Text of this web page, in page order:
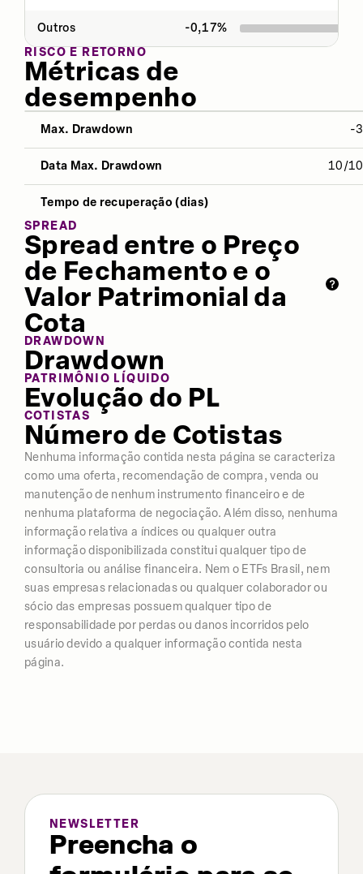
Outros -0,17%
RISCO E RETORNO
Métricas de
desempenho
ÚLTIMOS
Desvio Padrão 13,11%
Índice Sharpe -0,47
Retorno 4,89% 15,35%
Max. Drawdown -
Data Max. Drawdown 10/
Tempo de recuperação (dias)
SPREAD
Spread entre o Preço
de Fechamento e o
Valor Patrimonial da
Cota
DRAWDOWN
Drawdown
PATRIMÔNIO LÍQUIDO
Evolução do PL
COTISTAS
Número de Cotistas
Nenhuma informação contida nesta página se caracteriza
como uma oferta, recomendação de compra, venda ou
manutenção de nenhum instrumento financeiro e de
nenhuma plataforma de negociação. Além disso, nenhuma
informação relativa a índices ou qualquer outra
informação disponibilizada constitui qualquer tipo de
consultoria ou análise financeira. Nem o ETFs Brasil, nem
suas empresas relacionadas ou qualquer colaborador ou
sócio das empresas possuem qualquer tipo de
responsabilidade por perdas ou danos incorridos pelo
usuário devido a qualquer informação contida nesta
página.
NEWSLETTER
Preencha o